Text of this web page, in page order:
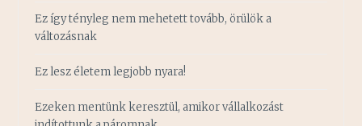
Ez így tényleg nem mehetett tovább, örülök a
változásnak
Ez lesz életem legjobb nyara!
Ezeken mentünk keresztül, amikor vállalkozást